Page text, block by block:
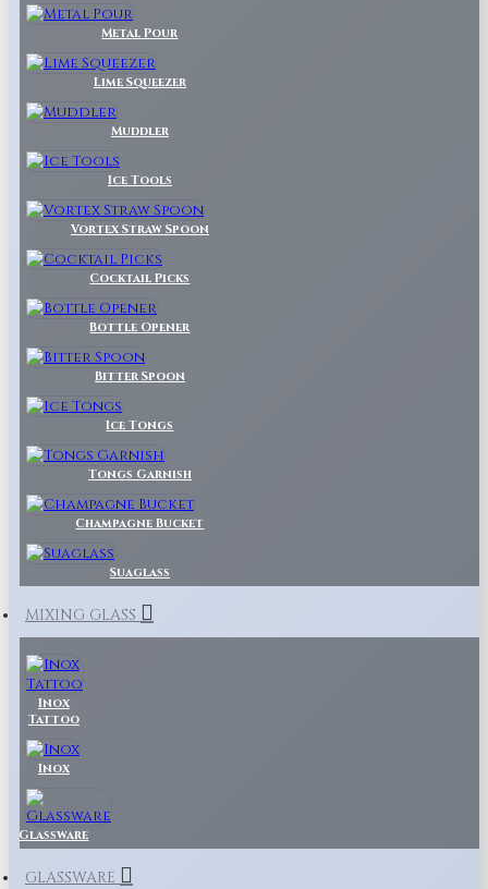
Metal Pour
Lime Squeezer
Muddler
Ice Tools
Vortex Straw Spoon
Cocktail Picks
Bottle Opener
Bitter Spoon
Ice Tongs
Tongs Garnish
Champagne Bucket
Suaglass
MIXING GLASS
Inox
Tattoo
Inox
Glassware
GLASSWARE